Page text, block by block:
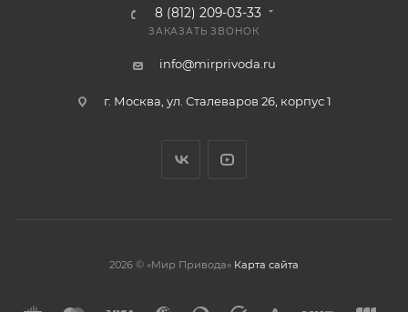
8 (812) 209-03-33
ЗАКАЗАТЬ ЗВОНОК
info@mirprivoda.ru
г. Москва, ул. Сталеваров 26, корпус 1
2026 © «Мир Привода» Карта сайта